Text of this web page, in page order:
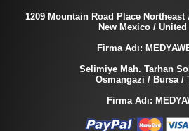
1209 Mountain Road Place Northeast
New Mexico / United
Firma Adı:
Selimiye Mah. Tarhan
Osmangazi / Bursa /
Firma Adı: